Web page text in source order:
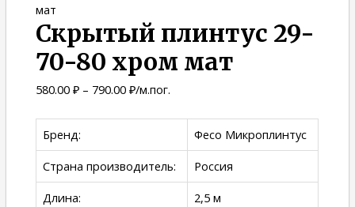
мат
Скрытый плинтус 29-
70-80 хром мат
580.00₽ – 790.00₽/м.пог.
Бренд:
Фесо Микроплинтус
Страна производитель:
Россия
Длина:
2,5 м